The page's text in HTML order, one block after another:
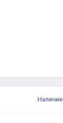
Наличие